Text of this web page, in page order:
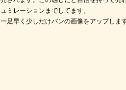
ュミレーションまでしてます。
一足早く少しだけパンの画像をアップしま